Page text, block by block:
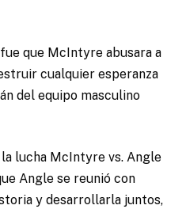
que McIntyre abusara a
cualquier esperanza
del equipo masculino
lucha McIntyre vs. Angle
Angle se reunió con
y desarrollarla juntos,